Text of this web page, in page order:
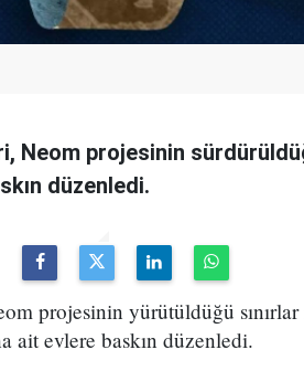
Neom projesinin
düzenledi.
projesinin yürütüldüğü
ait evlere baskın düzenledi.